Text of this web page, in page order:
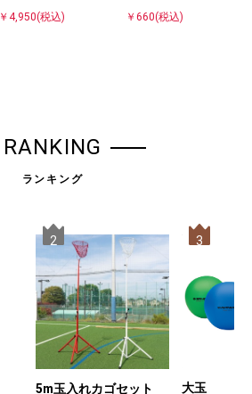
￥4,950(税込) ￥660(税込)
RANKING
ランキング
2
5m玉入れカゴセット
3
大玉